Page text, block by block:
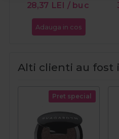
28,37 LEI / buc
Adauga in cos
Alti clienti au fost
Pret special